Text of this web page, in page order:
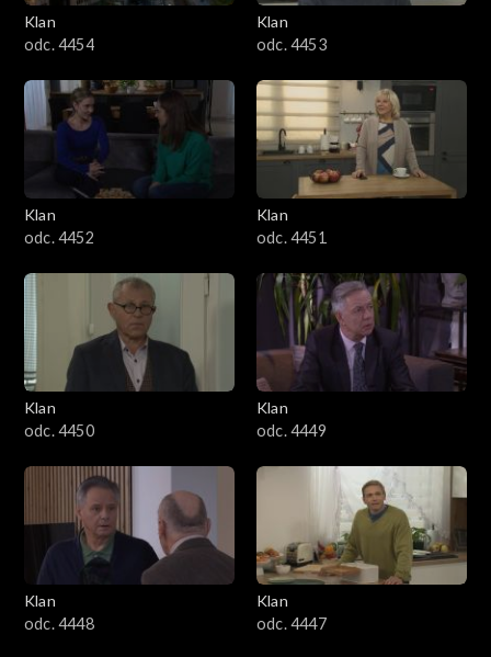
Klan
odc. 4454
Klan
odc. 4453
Klan
odc. 4452
Klan
odc. 4451
Klan
odc. 4450
Klan
odc. 4449
Klan
odc. 4448
Klan
odc. 4447